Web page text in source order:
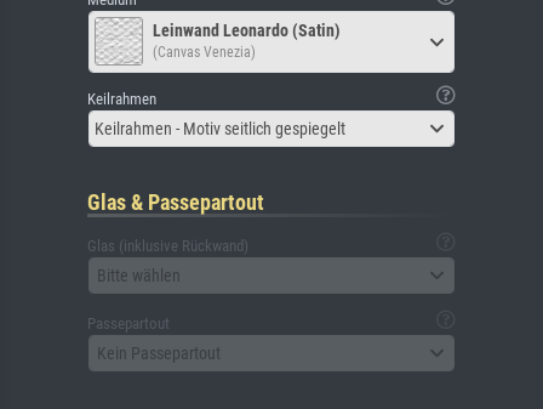
Leinwand Leonardo (Satin)
(Canvas Venezia)
Keilrahmen
Keilrahmen - Motiv seitlich gespiegelt
Glas & Passepartout
Glas (inklusive Rückwand)
Bitte wählen
Passepartout
Kein Passepartout